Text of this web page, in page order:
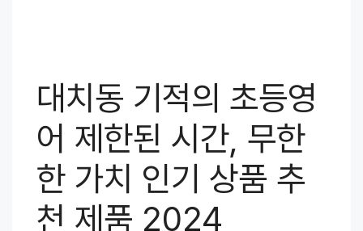
대치동 기적의 초등영
어 제한된 시간, 무한
한 가치 인기 상품 추
천 제품 2024